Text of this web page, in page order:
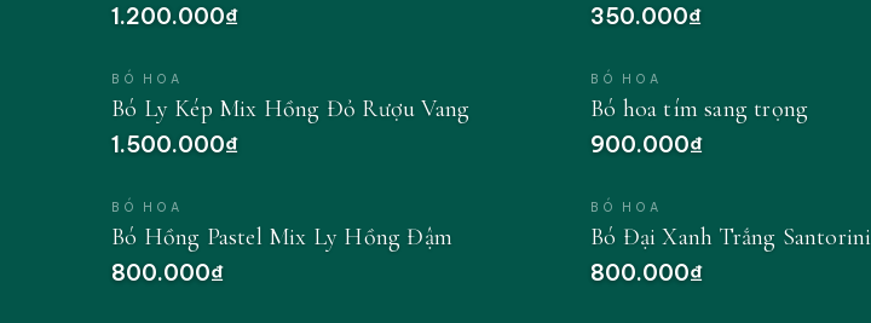
1.200.000₫
BÓ HOA
Bó Ly Kép Mix Hồng Đỏ Rượu Vang
1.500.000₫
BÓ HOA
Bó Hồng Pastel Mix Ly Hồng Đậm
800.000₫
350.000₫
BÓ HOA
Bó hoa tím sang trọng
900.000₫
BÓ HOA
Bó Đại Xanh Trắng Santorini
800.000₫